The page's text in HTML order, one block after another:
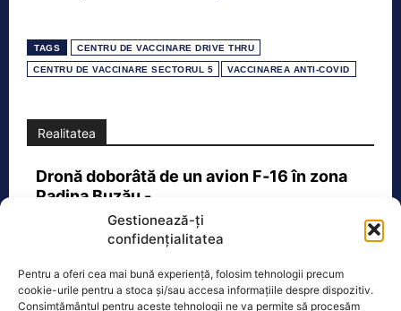
Gestionează-ți
confidențialitatea
Pentru a oferi cea mai bună experiență, folosim tehnologii precum
cookie-urile pentru a stoca și/sau accesa informațiile despre dispozitiv.
Consimțământul pentru aceste tehnologii ne va permite să procesăm
TAGS CENTRU DE VACCINARE DRIVE THRU
CENTRU DE VACCINARE SECTORUL 5 VACCINAREA ANTI-COVID
Realitatea
Dronă doborâtă de un avion F‑16 în zona
Padina Buzău -…
O dronă a fost doborâtă vineri dimineață de un avion
F‑16 al Forțelor Aeriene Române, în zona Padina, în